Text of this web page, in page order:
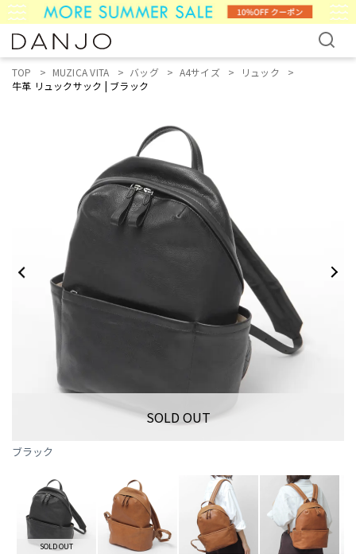
TOP MUZICA VITA バッグ A4サイズ
リュック
牛革 リュックサック | ブラック
SOLD OUT
ブラック
SOLD OUT